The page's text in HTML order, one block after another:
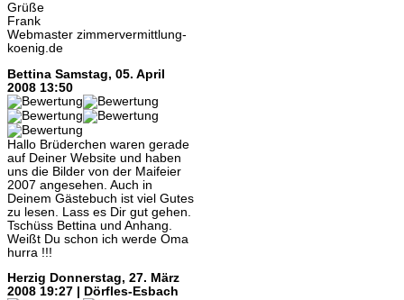
Grüße
Frank
Webmaster zimmervermittlung-
koenig.de
Bettina Samstag, 05. April
2008 13:50
Hallo Brüderchen waren gerade
auf Deiner Website und haben
uns die Bilder von der Maifeier
2007 angesehen. Auch in
Deinem Gästebuch ist viel Gutes
zu lesen. Lass es Dir gut gehen.
Tschüss Bettina und Anhang.
Weißt Du schon ich werde Oma
hurra !!!
Herzig Donnerstag, 27. März
2008 19:27 | Dörfles-Esbach